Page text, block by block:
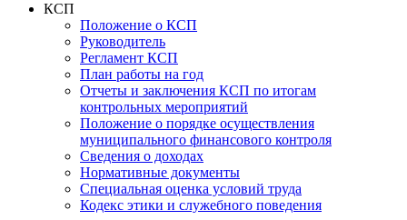
КСП
Положение о КСП
Руководитель
Регламент КСП
План работы на год
Отчеты и заключения КСП по итогам
контрольных мероприятий
Положение о порядке осуществления
муниципального финансового контроля
Сведения о доходах
Нормативные документы
Специальная оценка условий труда
Кодекс этики и служебного поведения